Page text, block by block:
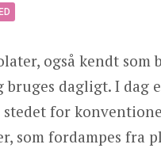
også kendt
bruges dagligt. I
for
som fordampes fra